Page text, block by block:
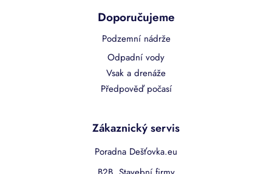
Doporučujeme
Podzemní nádrže
Odpadní vody
Vsak a drenáže
Předpověď počasí
Zákaznický servis
Poradna Dešťovka.eu